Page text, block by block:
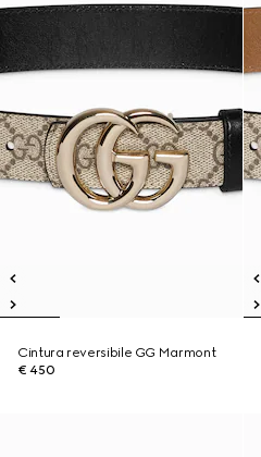
Cintura reversibile GG Marmont
€ 450